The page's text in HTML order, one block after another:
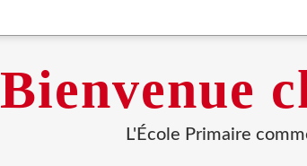
Bienvenue
L'École Primaire